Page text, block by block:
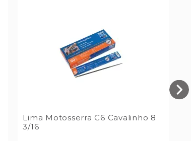
Lima Motosserra C6 Cavalinho 8
3/16